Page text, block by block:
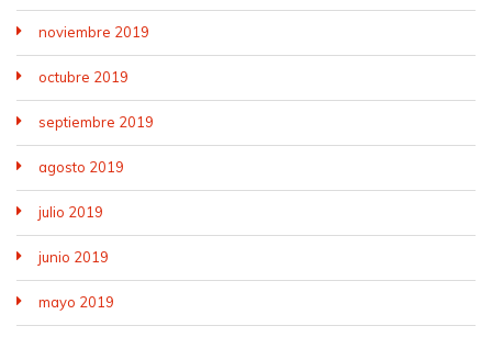
noviembre 2019
octubre 2019
septiembre 2019
agosto 2019
julio 2019
junio 2019
mayo 2019